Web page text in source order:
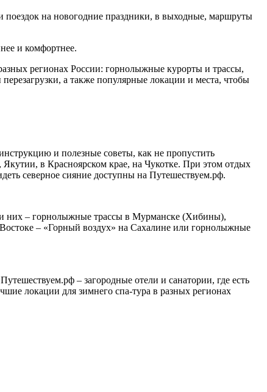
поездок на новогодние праздники, в выходные, маршруты
и комфортнее.
регионах России: горнолыжные курорты и трассы,
а также популярные локации и места, чтобы
и полезные советы, как не пропустить
в Красноярском крае, на Чукотке. При этом отдых
северное сияние доступны на Путешествуем.рф.
них – горнолыжные трассы в Мурманске (Хибины),
– «Горный воздух» на Сахалине или горнолыжные
– загородные отели и санатории, где есть
локации для зимнего спа-тура в разных регионах